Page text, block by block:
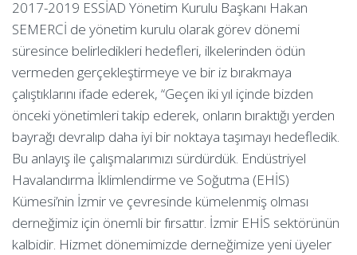
2017-2019 ESSİAD Yönetim Kurulu Başkanı Hakan
SEMERCİ de yönetim kurulu olarak görev dönemi
süresince belirledikleri hedefleri, ilkelerinden ödün
vermeden gerçekleştirmeye ve bir iz bırakmaya
çalıştıklarını ifade ederek, “Geçen iki yıl içinde bizden
önceki yönetimleri takip ederek, onların bıraktığı yerden
bayrağı devralıp daha iyi bir noktaya taşımayı hedefledik.
Bu anlayış ile çalışmalarımızı sürdürdük. Endüstriyel
Havalandırma İklimlendirme ve Soğutma (EHİS)
Kümesi’nin İzmir ve çevresinde kümelenmiş olması
derneğimiz için önemli bir fırsattır. İzmir EHİS sektörünün
kalbidir. Hizmet dönemimizde derneğimize yeni üyeler